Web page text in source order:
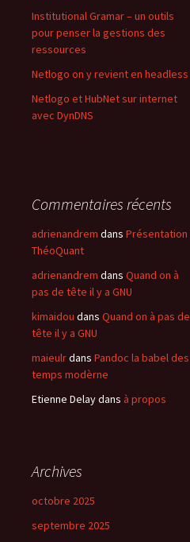
Institutional Gramar – un outils
pour penser la gestions des
ressources
Netlogo on y revient en headless
Netlogo et HubNet sur internet
avec DynDNS
Commentaires récents
adrienandrem dans Présentation
ThéoQuant
adrienandrem dans Quand on à
pas de tête il y a GNU
kimaidou dans Quand on à pas de
tête il y a GNU
maieulrdans Pandoc la babel des
temps modèrne
Etienne Delaydans à propos
Archives
octobre 2025
septembre 2025